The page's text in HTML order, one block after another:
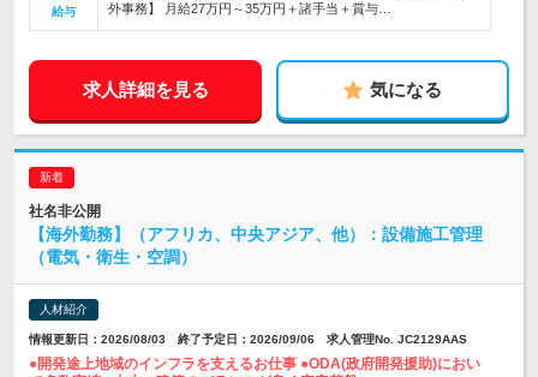
給与
外事務】 月給27万円～35万円＋諸手当＋賞与…
求人詳細を見る 気になる
社名非公開
【海外勤務】（アフリカ、中央アジア、他）：設備施工管理
（電気・衛生・空調）
人材紹介
情報更新日：2026/08/03 終了予定日：2026/09/06 求人管理No. JC2129AAS
●開発途上地域のインフラを支えるお仕事 ●ODA(政府開発援助)におい